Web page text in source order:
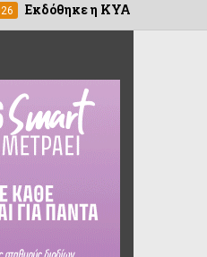
ΚΥΑ για τη στεγαστική